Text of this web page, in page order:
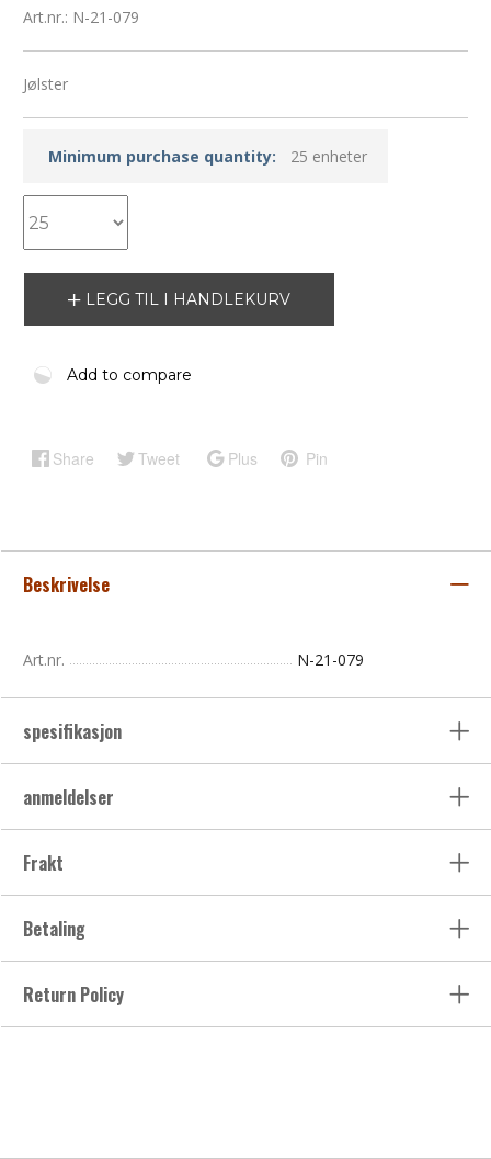
Art.nr.: N-21-079
Jølster
Minimum purchase quantity: 25 enheter
LEGG TIL I HANDLEKURV
Add to compare
Share Tweet Plus Pin
Beskrivelse
Art.nr. N-21-079
spesifikasjon
anmeldelser
Frakt
Betaling
Return Policy